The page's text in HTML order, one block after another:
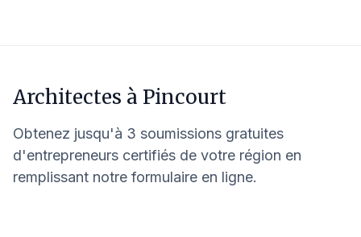
Architectes à Pincourt
Obtenez jusqu'à 3 soumissions gratuites
d'entrepreneurs certifiés de votre région en
remplissant notre formulaire en ligne.